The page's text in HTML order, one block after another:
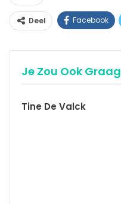
Deel Facebook
Je Zou Ook Graag
Tine De Valck